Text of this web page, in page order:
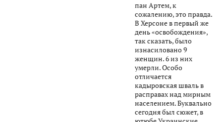
пан Артем, к
сожалению, это правда.
В Херсоне в первый же
день «освобождения»,
так сказать, было
изнасиловано 9
женщин. 6 из них
умерли. Особо
отличается
кадыровская шваль в
расправах над мирным
населением. Буквально
сегодня был сюжет, в